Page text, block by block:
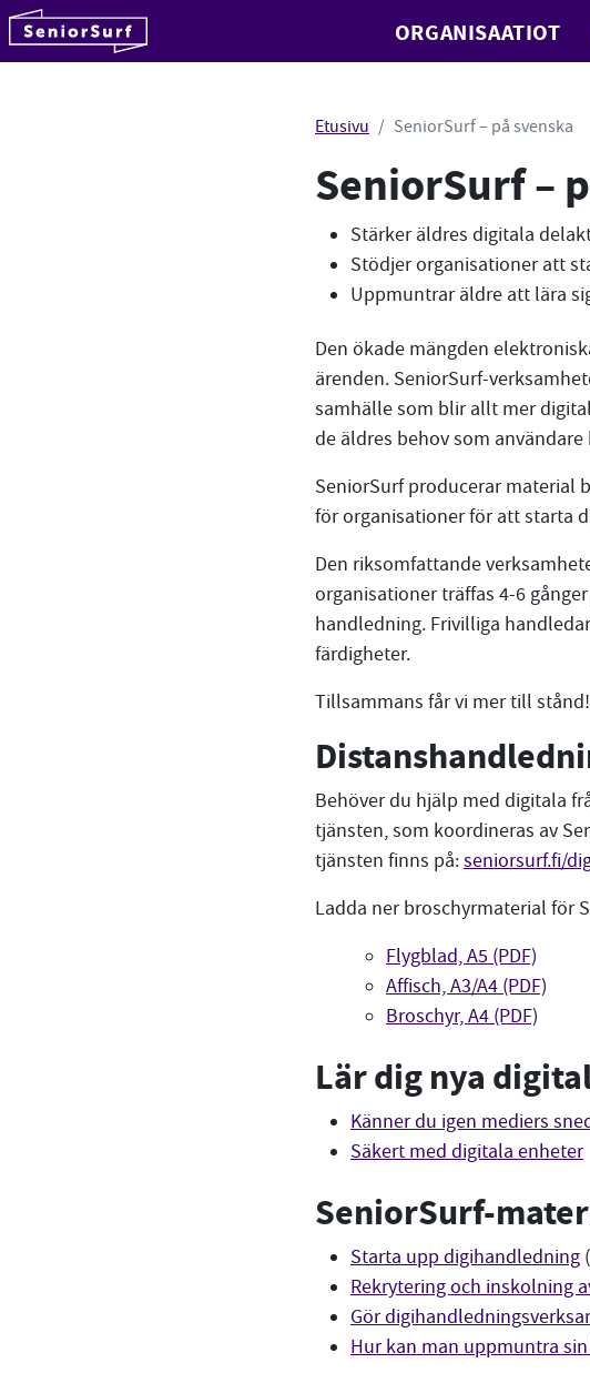
Hyppää sisältöön ORGANISAATIOT
Etusivu SeniorSurf – på svenska
SeniorSurf –
Stärker äldres digitala
Stödjer organisationer att
Uppmuntrar äldre att lära
Den ökade mängden
ärenden. SeniorSurf-
samhälle som blir allt mer
de äldres behov som
SeniorSurf producerar material
för organisationer för att starta
Den riksomfattande
organisationer träffas 4-6
handledning. Frivilliga
färdigheter.
Tillsammans får vi mer till stånd!
Behöver du hjälp med digitala
tjänsten, som koordineras av
tjänsten finns på:seniorsurf.fi/
Ladda ner broschyrmaterial för
Flygblad, A5 (PDF)
Affisch, A3/A4 (PDF)
Broschyr, A4 (PDF)
Lär dig nya
Känner du igen mediers
Säkert med digitala enheter
SeniorSurf-
Starta upp digihandledning
Rekrytering och inskolning
Gör
Hur kan man uppmuntra